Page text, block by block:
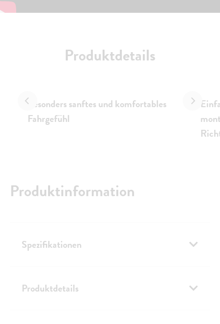
Produktdetails
Besonders sanftes und komfortables
Fahrgefühl
Produktinformation
Spezifikationen
Produktdetails